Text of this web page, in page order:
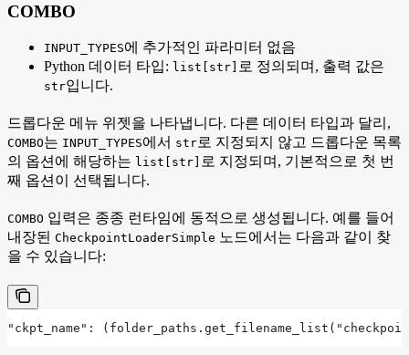
COMBO
INPUT_TYPES에 추가적인 파라미터 없음
Python 데이터 타입: list[str] 로 정의되며, 출력 값은
str입니다.
드롭다운 메뉴 위젯을 나타냅니다. 다른 데이터 타입과 달리,
COMBO는 INPUT_TYPES에서 str로 지정되지 않고 드롭다운 목록
의 옵션에 해당하는 list[str]
로 지정되며, 기본적으로 첫 번
째 옵션이 선택됩니다.
COMBO 입력은 종종 런타임에 동적으로 생성됩니다. 예를 들어
내장된 CheckpointLoaderSimple 노드에서는 다음과 같이 찾
을 수 있습니다:
"ckpt_name":